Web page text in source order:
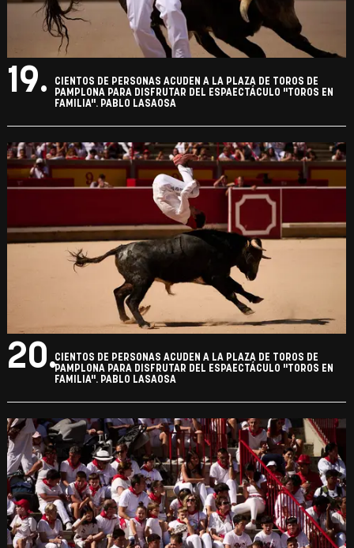
19.
CIENTOS DE PERSONAS ACUDEN A LA PLAZA DE TOROS DE
PAMPLONA PARA DISFRUTAR DEL ESPAECTÁCULO "TOROS EN
FAMILIA". PABLO LASAOSA
20.CIENTOS DE PERSONAS ACUDEN A LA PLAZA DE TOROS DE
PAMPLONA PARA DISFRUTAR DEL ESPAECTÁCULO "TOROS EN
FAMILIA". PABLO LASAOSA